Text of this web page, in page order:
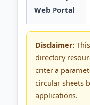
Web Portal
Disclaimer:
directory
criteria
circular sheets
applications.